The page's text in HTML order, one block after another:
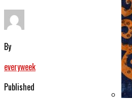
By
everyweek
Published